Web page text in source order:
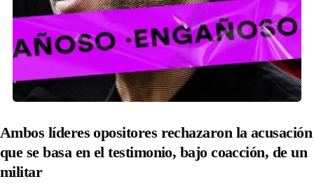
Ambos líderes opositores rechazaron la acusación
que se basa en el testimonio, bajo coacción, de un
militar